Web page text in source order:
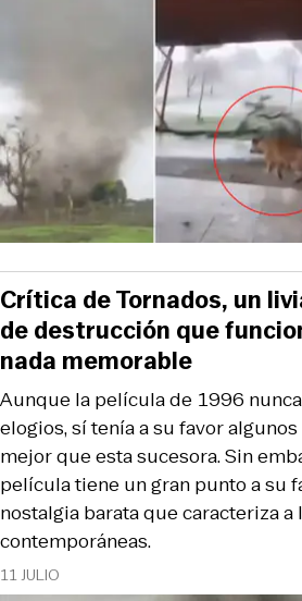
11 JULIO
Aunque la película de 1996
elogios, sí tenía a su favor
mejor que esta sucesora. Sin
película tiene un gran punto a su
nostalgia barata que caracteriza a
contemporáneas.
Crítica de Tornados, un
de destrucción que
nada memorable